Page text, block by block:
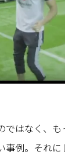
はなく、
事例。それ